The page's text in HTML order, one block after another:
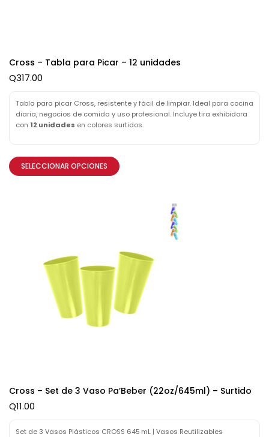
Cross – Tabla para Picar – 12 unidades
Q317.00
Tabla para picar Cross, resistente y fácil de limpiar. Ideal para cocina
diaria, negocios de comida y uso profesional. Incluye tira exhibidora
con 12 unidades en colores surtidos.
SELECCIONAR OPCIONES
Cross – Set de 3 Vaso Pa’Beber (22oz/645ml) – Surtido
Q11.00
Set de 3 Vasos Plásticos CROSS 645 mL | Vasos Reutilizables